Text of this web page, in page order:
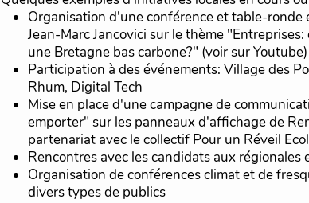
Organisation d'une conférence et table-ronde
Jean-Marc Jancovici sur le thème
une Bretagne bas carbone?" (voir sur Youtube)
Participation à des événements: Village des
Rhum, Digital Tech
Mise en place d'une campagne de
emporter" sur les panneaux d'affichage de
partenariat avec le collectif Pour un Réveil
Rencontres avec les candidats aux régionales
Organisation de conférences climat et de
divers types de publics